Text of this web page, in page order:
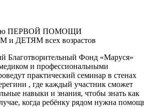
ПЕРВОЙ ПОМОЩИ
всех возрастов
Благотворительный Фонд «Маруся»
и профессиональными
практический семинар в стенах
, где каждый участник сможет
навыки и знания, чтобы знать как
когда ребёнку рядом нужна